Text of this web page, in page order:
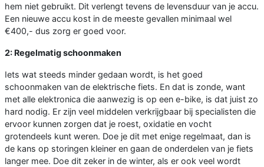
hem niet gebruikt. Dit verlengt tevens de levensduur van je accu.
Een nieuwe accu kost in de meeste gevallen minimaal wel
€400,- dus zorg er goed voor.
2: Regelmatig schoonmaken
Iets wat steeds minder gedaan wordt, is het goed
schoonmaken van de elektrische fiets. En dat is zonde, want
met alle elektronica die aanwezig is op een e-bike, is dat juist zo
hard nodig. Er zijn veel middelen verkrijgbaar bij specialisten die
ervoor kunnen zorgen dat je roest, oxidatie en vocht
grotendeels kunt weren. Doe je dit met enige regelmaat, dan is
de kans op storingen kleiner en gaan de onderdelen van je fiets
langer mee. Doe dit zeker in de winter, als er ook veel wordt